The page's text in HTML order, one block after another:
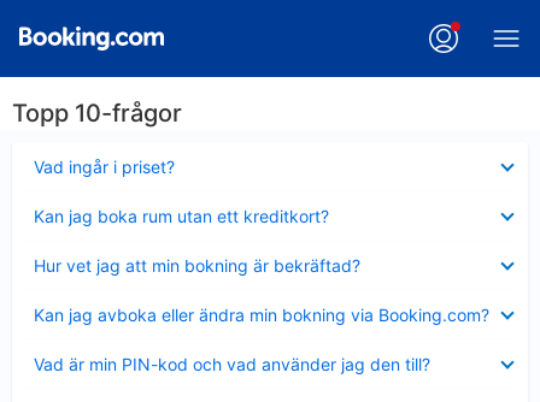
Topp 10-frågor
Vad ingår i priset?
mindre
Kan jag boka rum utan ett kreditkort?
mindre
Hur vet jag att min bokning är bekräftad?
mindre
Kan jag avboka eller ändra min bokning via Booking.com?
mindre
Vad är min PIN-kod och vad använder jag den till?
mindre